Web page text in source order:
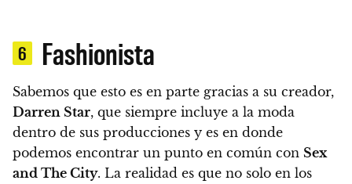
6 Fashionista
Sabemos que esto es en parte gracias a su creador,
Darren Star, que siempre incluye a la moda
dentro de sus producciones y es en donde
podemos encontrar un punto en común con Sex
and The City. La realidad es que no solo en los